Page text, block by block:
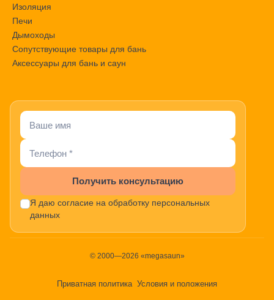
Изоляция
Печи
Дымоходы
Сопутствующие товары для бань
Аксессуары для бань и саун
Получить консультацию
Я даю согласие на обработку персональных
данных
© 2000—2026 «megasaun»
Приватная политика Условия и положения